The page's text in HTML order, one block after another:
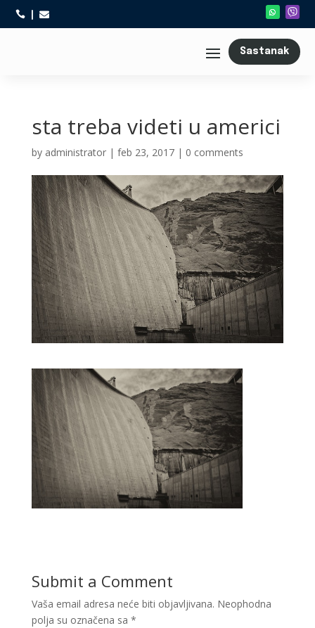
 
Sastanak
sta treba videti u americi
by administrator| feb 23, 2017| 0 comments
Submit a Comment
Vaša email adresa neće biti objavljivana. Neophodna
polja su označena sa *